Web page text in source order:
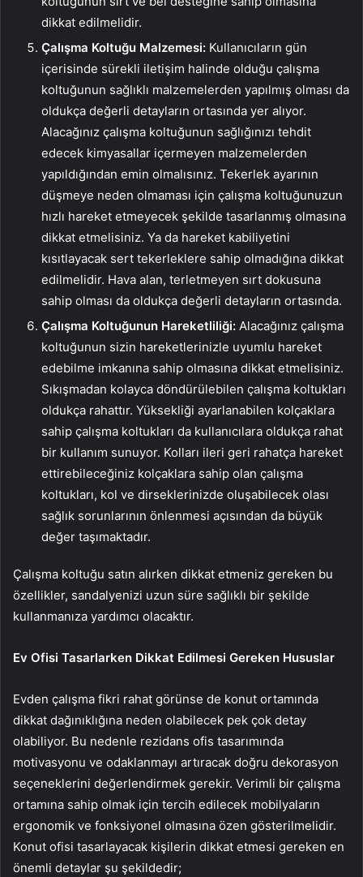
dikkat edilmelidir.
Çalışma Koltuğu Malzemesi: Kullanıcıların gün
içerisinde sürekli iletişim halinde olduğu çalışma
koltuğunun sağlıklı malzemelerden yapılmış olması da
oldukça değerli detayların ortasında yer alıyor.
Alacağınız çalışma koltuğunun sağlığınızı tehdit
edecek kimyasallar içermeyen malzemelerden
yapıldığından emin olmalısınız. Tekerlek ayarının
düşmeye neden olmaması için çalışma koltuğunuzun
hızlı hareket etmeyecek şekilde tasarlanmış olmasına
dikkat etmelisiniz. Ya da hareket kabiliyetini
kısıtlayacak sert tekerleklere sahip olmadığına dikkat
edilmelidir. Hava alan, terletmeyen sırt dokusuna
sahip olması da oldukça değerli detayların ortasında.
Çalışma Koltuğunun Hareketliliği: Alacağınız çalışma
koltuğunun sizin hareketlerinizle uyumlu hareket
edebilme imkanına sahip olmasına dikkat etmelisiniz.
Sıkışmadan kolayca döndürülebilen çalışma koltukları
oldukça rahattır. Yüksekliği ayarlanabilen kolçaklara
sahip çalışma koltukları da kullanıcılara oldukça rahat
bir kullanım sunuyor. Kolları ileri geri rahatça hareket
ettirebileceğiniz kolçaklara sahip olan çalışma
koltukları, kol ve dirseklerinizde oluşabilecek olası
sağlık sorunlarının önlenmesi açısından da büyük
değer taşımaktadır.
Çalışma koltuğu satın alırken dikkat etmeniz gereken bu
özellikler, sandalyenizi uzun süre sağlıklı bir şekilde
kullanmanıza yardımcı olacaktır.
Ev Ofisi Tasarlarken Dikkat Edilmesi Gereken Hususlar
Evden çalışma fikri rahat görünse de konut ortamında
dikkat dağınıklığına neden olabilecek pek çok detay
olabiliyor. Bu nedenle rezidans ofis tasarımında
motivasyonu ve odaklanmayı artıracak doğru dekorasyon
seçeneklerini değerlendirmek gerekir. Verimli bir çalışma
ortamına sahip olmak için tercih edilecek mobilyaların
ergonomik ve fonksiyonel olmasına özen gösterilmelidir.
Konut ofisi tasarlayacak kişilerin dikkat etmesi gereken en
önemli detaylar şu şekildedir;